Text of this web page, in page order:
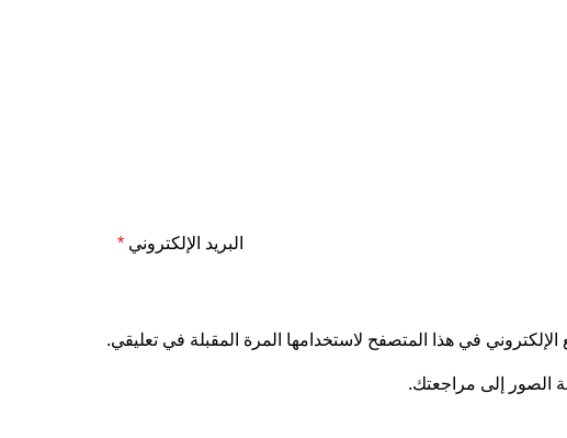
البريد الإلكتروني*
في هذا المتصفح لاستخدامها المرة المقبلة في تعليقي.
الصور إلى مراجعتك.